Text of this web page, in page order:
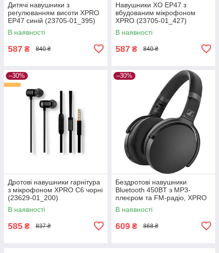
Дитячі навушники з
регулюванням висоти XPRO
EP47 синій (23705-01_395)
В наявності
587 ₴ 840 ₴
Навушники XO EP47 з
вбудованим мікрофоном
XPRO (23705-01_427)
В наявності
587 ₴ 840 ₴
–30%
Дротові навушники гарнітура
з мікрофоном XPRO C6 чорні
(23629-01_200)
В наявності
585 ₴ 837 ₴
–30%
Бездротові навушники
Bluetooth 450BT з MP3-
плеєром та FM-радіо, XPRO
(41166-450BT_231)
В наявності
609 ₴ 868 ₴